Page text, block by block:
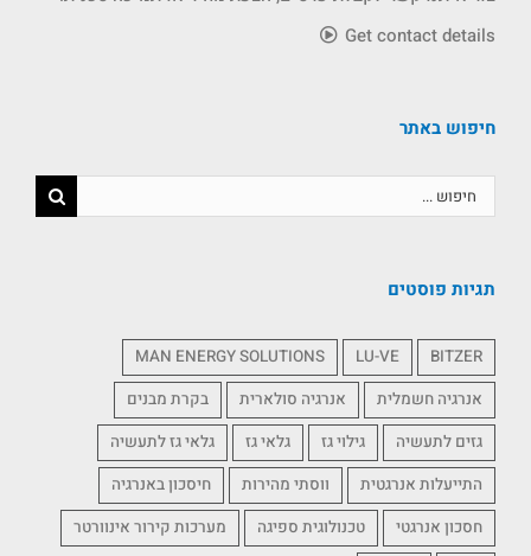
Get contact details
חיפוש באתר
תגיות פוסטים
BITZER
LU-VE
MAN ENERGY SOLUTIONS
אנרגיה חשמלית
אנרגיה סולארית
בקרת מבנים
גזים לתעשיה
גילוי גז גלאי גז
גלאי גז לתעשיה
התייעלות אנרגטית
ווסתי מהירות
חיסכון באנרגיה
חסכון אנרגטי
טכנולוגית ספיגה
מערכות קירור אינוורטר